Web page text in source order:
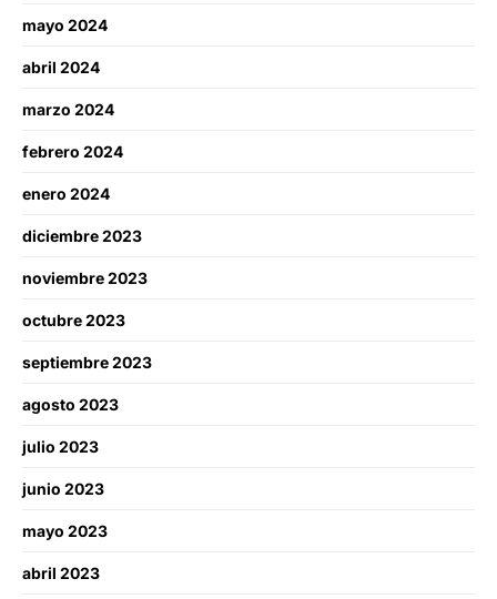
mayo 2024
abril 2024
marzo 2024
febrero 2024
enero 2024
diciembre 2023
noviembre 2023
octubre 2023
septiembre 2023
agosto 2023
julio 2023
junio 2023
mayo 2023
abril 2023